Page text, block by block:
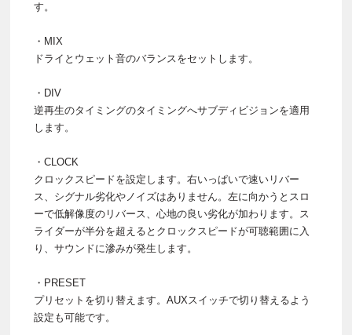
す。
・MIX
ドライとウェット音のバランスをセットします。
・DIV
逆再生のタイミングのタイミングへサブディビジョンを適用
します。
・CLOCK
クロックスピードを設定します。右いっぱいで速いリバー
ス、シグナル劣化やノイズはありません。左に向かうとスロ
ーで低解像度のリバース、心地の良い劣化が加わります。ス
ライダーが半分を超えるとクロックスピードが可聴範囲に入
り、サウンドに滲みが発生します。
・PRESET
プリセットを切り替えます。AUXスイッチで切り替えるよう
設定も可能です。